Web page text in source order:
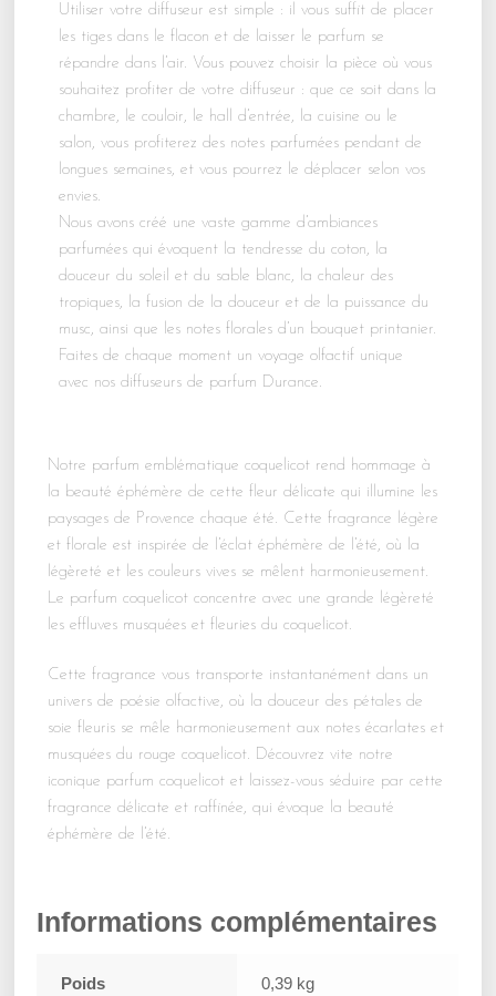
Utiliser votre diffuseur est simple : il vous suffit de placer
les tiges dans le flacon et de laisser le parfum se
répandre dans l’air. Vous pouvez choisir la pièce où vous
souhaitez profiter de votre diffuseur : que ce soit dans la
chambre, le couloir, le hall d’entrée, la cuisine ou le
salon, vous profiterez des notes parfumées pendant de
longues semaines, et vous pourrez le déplacer selon vos
envies.
Nous avons créé une vaste gamme d’ambiances
parfumées qui évoquent la tendresse du coton, la
douceur du soleil et du sable blanc, la chaleur des
tropiques, la fusion de la douceur et de la puissance du
musc, ainsi que les notes florales d’un bouquet printanier.
Faites de chaque moment un voyage olfactif unique
avec nos diffuseurs de parfum Durance.
Notre parfum emblématique coquelicot rend hommage à
la beauté éphémère de cette fleur délicate qui illumine les
paysages de Provence chaque été. Cette fragrance légère
et florale est inspirée de l’éclat éphémère de l’été, où la
légèreté et les couleurs vives se mêlent harmonieusement.
Le parfum coquelicot concentre avec une grande légèreté
les effluves musquées et fleuries du coquelicot.
Cette fragrance vous transporte instantanément dans un
univers de poésie olfactive, où la douceur des pétales de
soie fleuris se mêle harmonieusement aux notes écarlates et
musquées du rouge coquelicot. Découvrez vite notre
iconique parfum coquelicot et laissez-vous séduire par cette
fragrance délicate et raffinée, qui évoque la beauté
éphémère de l’été.
Informations complémentaires
Poids 0,39 kg